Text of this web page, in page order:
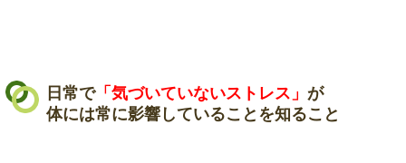
日常で「気づいていないストレス」 が
体には常に影響していることを知ること